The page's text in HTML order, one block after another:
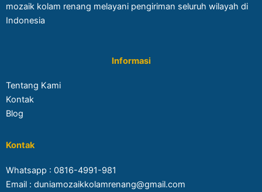
mozaik kolam renang melayani pengiriman seluruh wilayah di
Indonesia
Informasi
Tentang Kami
Kontak
Blog
Kontak
Whatsapp : 0816-4991-981
Email : duniamozaikkolamrenang@gmail.com